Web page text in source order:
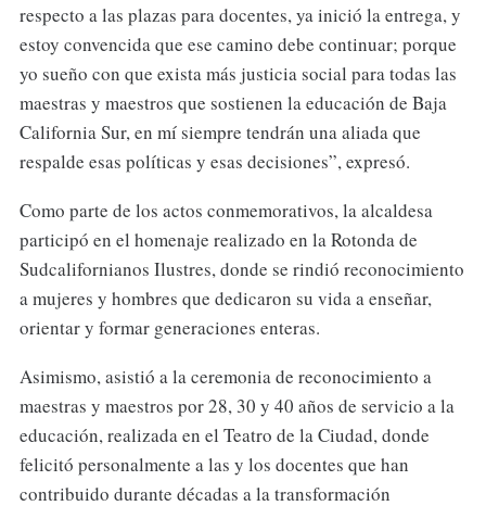
respecto a las plazas para docentes, ya inició la entrega, y
estoy convencida que ese camino debe continuar; porque
yo sueño con que exista más justicia social para todas las
maestras y maestros que sostienen la educación de Baja
California Sur, en mí siempre tendrán una aliada que
respalde esas políticas y esas decisiones”, expresó.
Como parte de los actos conmemorativos, la alcaldesa
participó en el homenaje realizado en la Rotonda de
Sudcalifornianos Ilustres, donde se rindió reconocimiento
a mujeres y hombres que dedicaron su vida a enseñar,
orientar y formar generaciones enteras.
Asimismo, asistió a la ceremonia de reconocimiento a
maestras y maestros por 28, 30 y 40 años de servicio a la
educación, realizada en el Teatro de la Ciudad, donde
felicitó personalmente a las y los docentes que han
contribuido durante décadas a la transformación